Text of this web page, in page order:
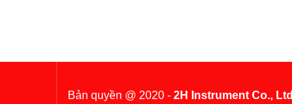
Bản quyền @ 2020 - 2H Instrument Co., Ltd